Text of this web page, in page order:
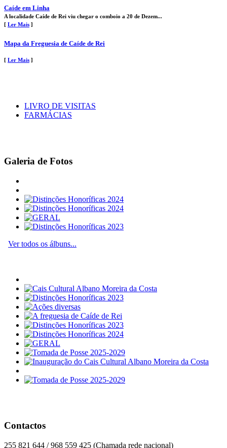
Caíde em Linha
A localidade Caíde de Rei viu chegar o comboio a 20 de Dezem...
[ Ler Mais ]
Mapa da Freguesia de Caíde de Rei
[ Ler Mais ]
LIVRO DE VISITAS
FARMÁCIAS
Galeria de Fotos
Ver todos os álbuns...
Contactos
255 821 644 / 968 559 425 (Chamada rede nacional)